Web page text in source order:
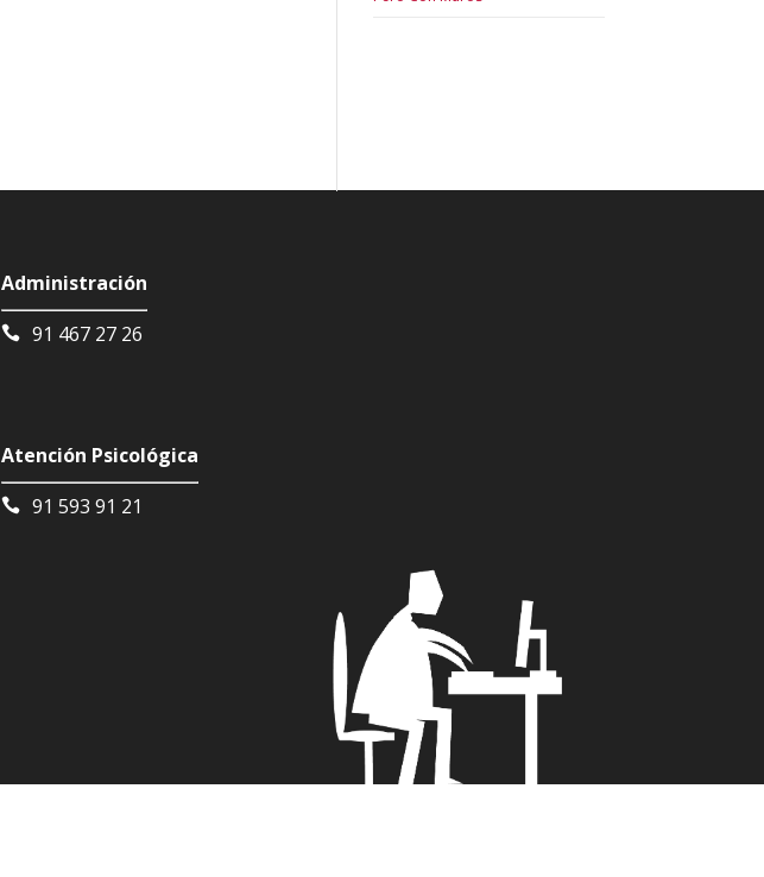
Administración
91 467 27 26
Atención Psicológica
91 593 91 21